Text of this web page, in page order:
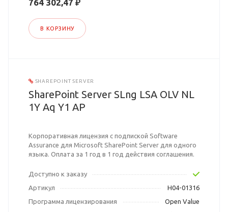
764 302,47 ₽
В КОРЗИНУ
SHAREPOINT SERVER
SharePoint Server SLng LSA OLV NL
1Y Aq Y1 AP
Корпоративная лицензия с подпиской Software
Assurance для Microsoft SharePoint Server для одного
языка. Оплата за 1 год в 1 год действия соглашения.
Доступно к заказу
Артикул
H04-01316
Программа лицензирования
Open Value